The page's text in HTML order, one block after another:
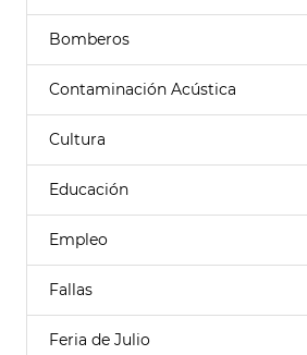
Bomberos
Contaminación Acústica
Cultura
Educación
Empleo
Fallas
Feria de Julio